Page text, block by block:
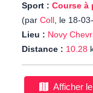
Sport : Course à
(par Coll, le 18-
Lieu : Novy
Distance : 10.28
Afficher